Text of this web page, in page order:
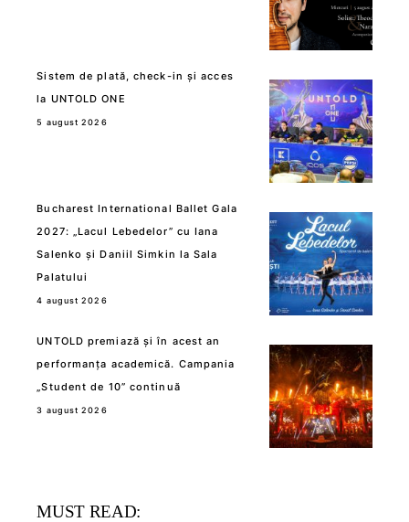
Sistem de plată, check-in și acces
la UNTOLD ONE
5 august 2026
Bucharest International Ballet Gala
2027: „Lacul Lebedelor” cu Iana
Salenko și Daniil Simkin la Sala
Palatului
4 august 2026
UNTOLD premiază și în acest an
performanța academică. Campania
„Student de 10” continuă
3 august 2026
MUST READ: